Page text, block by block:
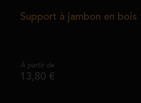
Support à jambon en bois
À partir de
13,80 €